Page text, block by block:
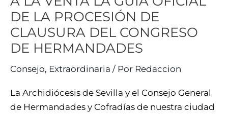
DE LA PROCESIÓN DE
CLAUSURA DEL CONGRESO
DE HERMANDADES
Consejo, Extraordinaria / Por Redaccion
La Archidiócesis de Sevilla y el Consejo General
de Hermandades y Cofradías de nuestra ciudad